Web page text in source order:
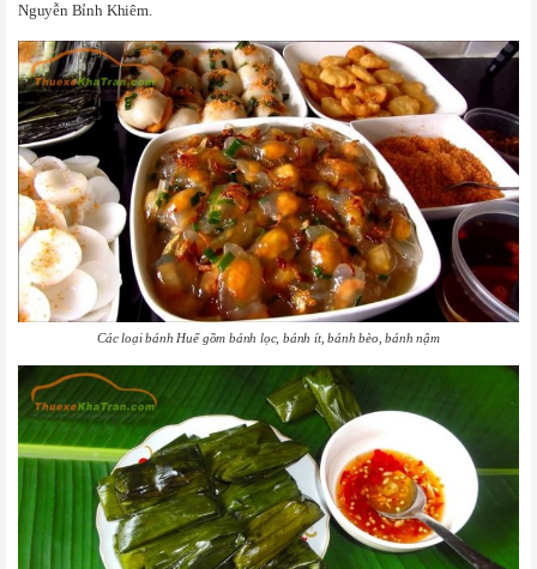
Nguyễn Bỉnh Khiêm.
Các loại bánh Huế gồm bánh lọc, bánh ít, bánh bèo, bánh nậm